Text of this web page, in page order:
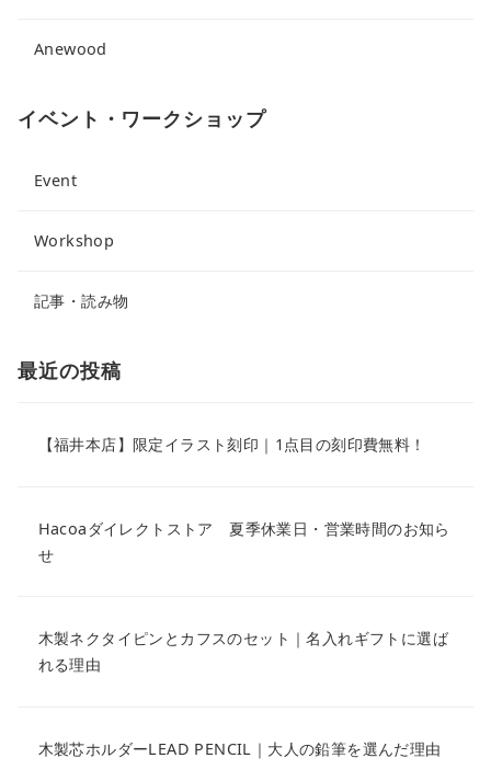
Anewood
イベント・ワークショップ
Event
Workshop
記事・読み物
最近の投稿
【福井本店】限定イラスト刻印｜1点目の刻印費無料！
Hacoaダイレクトストア 夏季休業日・営業時間のお知ら
せ
木製ネクタイピンとカフスのセット｜名入れギフトに選ば
れる理由
木製芯ホルダーLEAD PENCIL｜大人の鉛筆を選んだ理由